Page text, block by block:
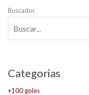
Buscador
Categorias
+100 goles